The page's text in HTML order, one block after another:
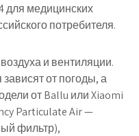
для медицинских
потребителя.
и вентиляции.
от погоды, а
от Ballu или Xiaomi
Particulate Air —
фильтр),